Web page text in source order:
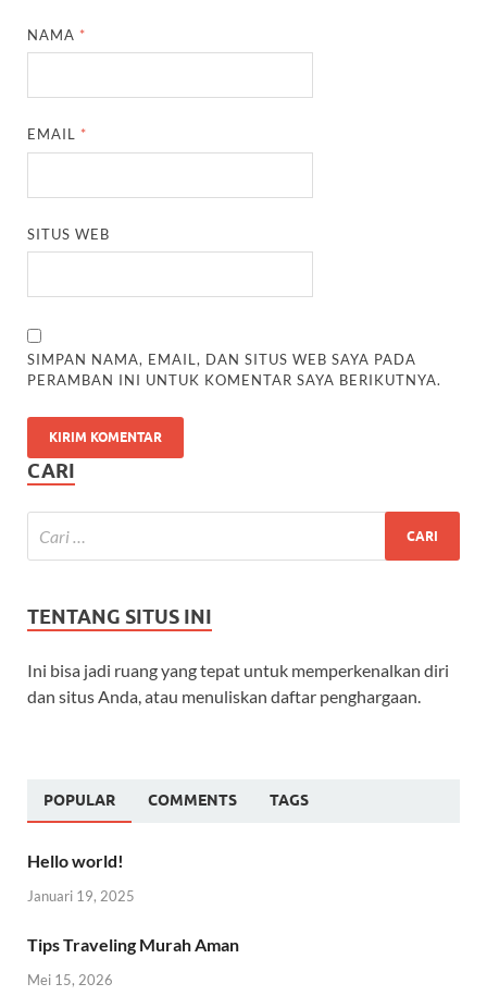
NAMA *
EMAIL *
SITUS WEB
SIMPAN NAMA, EMAIL, DAN SITUS WEB SAYA PADA
PERAMBAN INI UNTUK KOMENTAR SAYA BERIKUTNYA.
CARI
TENTANG SITUS INI
Ini bisa jadi ruang yang tepat untuk memperkenalkan diri
dan situs Anda, atau menuliskan daftar penghargaan.
POPULAR COMMENTS TAGS
Hello world!
Januari 19, 2025
Tips Traveling Murah Aman
Mei 15, 2026